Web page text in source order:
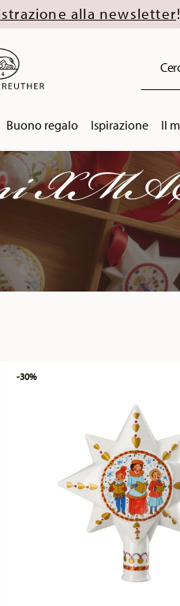
alla newsletter!
Buono regalo Ispirazione Il
-30%